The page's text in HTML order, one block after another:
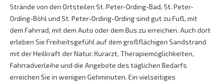
Strände von den Ortsteilen St. Peter-Ording-Bad, St. Peter-
Ording-Böhl und St. Peter-Ording-Ording sind gut zu Fuß, mit
dem Fahrrad, mit dem Auto oder dem Bus zu erreichen. Auch dort
erleben Sie Freiheitsgefühl auf dem großflächigen Sandstrand
mit der Heilkraft der Natur. Kurarzt, Therapiemöglichkeiten,
Fahrradverleihe und die Angebote des täglichen Bedarfs
erreichen Sie in wenigen Gehminuten. Ein vielseitiges